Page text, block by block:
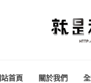
首頁 關於我們